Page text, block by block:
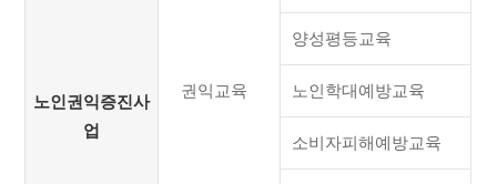
노인권익증진사
업
권익교육
양성평등교육
노인학대예방교육
소비자피해예방교육